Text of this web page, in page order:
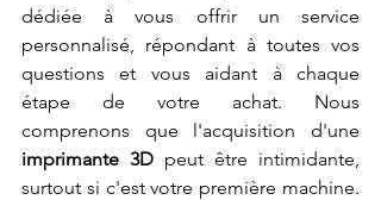
dédiée à vous offrir un service
personnalisé, répondant à toutes vos
questions et vous aidant à chaque
étape de votre achat. Nous
imprimante 3D peut être intimidante,
surtout si c'est votre première machine.